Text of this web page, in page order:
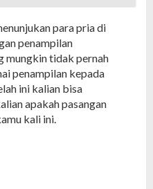
para pria di
penampilan
mungkin tidak pernah
penampilan kepada
ini kalian bisa
apakah pasangan
kali ini.